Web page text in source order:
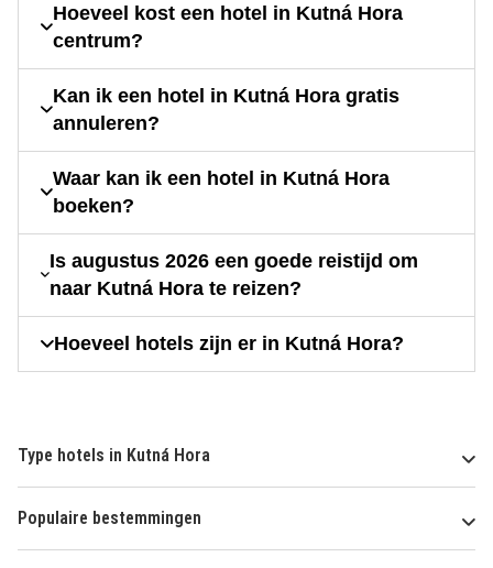
Hoeveel kost een hotel in Kutná Hora
centrum?
Kan ik een hotel in Kutná Hora gratis
annuleren?
Waar kan ik een hotel in Kutná Hora
boeken?
Is augustus 2026 een goede reistijd om
naar Kutná Hora te reizen?
Hoeveel hotels zijn er in Kutná Hora?
Type hotels in Kutná Hora
Populaire bestemmingen